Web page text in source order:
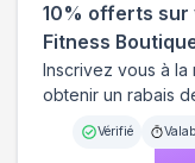
10% offerts sur
Fitness
Inscrivez vous à la
obtenir un rabais
Vérifié